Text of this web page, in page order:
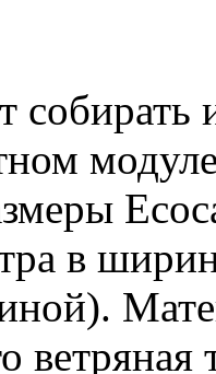
собирать
в